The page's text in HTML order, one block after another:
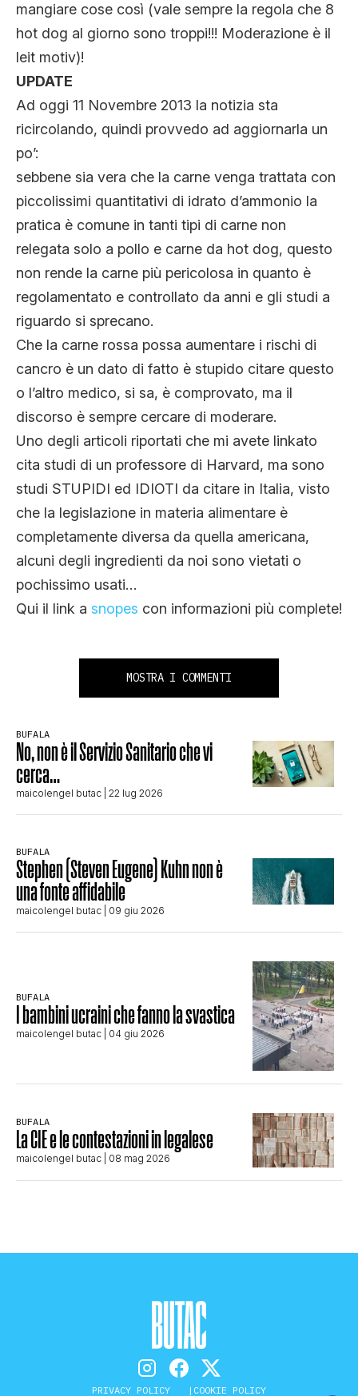
mangiare cose così (vale sempre la regola che 8
hot dog al giorno sono troppi!!! Moderazione è il
leit motiv)!
UPDATE
Ad oggi 11 Novembre 2013 la notizia sta
ricircolando, quindi provvedo ad aggiornarla un
po’:
sebbene sia vera che la carne venga trattata con
piccolissimi quantitativi di idrato d’ammonio la
pratica è comune in tanti tipi di carne non
relegata solo a pollo e carne da hot dog, questo
non rende la carne più pericolosa in quanto è
regolamentato e controllato da anni e gli studi a
riguardo si sprecano.
Che la carne rossa possa aumentare i rischi di
cancro è un dato di fatto è stupido citare questo
o l’altro medico, si sa, è comprovato, ma il
discorso è sempre cercare di moderare.
Uno degli articoli riportati che mi avete linkato
cita studi di un professore di Harvard, ma sono
studi STUPIDI ed IDIOTI da citare in Italia, visto
che la legislazione in materia alimentare è
completamente diversa da quella americana,
alcuni degli ingredienti da noi sono vietati o
pochissimo usati…
Qui il link a snopes con informazioni più complete!
MOSTRA I COMMENTI
BUFALA
No, non è il Servizio Sanitario che vi
cerca…
maicolengel butac | 22 lug 2026
BUFALA
Stephen (Steven Eugene) Kuhn non è
una fonte affidabile
maicolengel butac | 09 giu 2026
BUFALA
I bambini ucraini che fanno la svastica
maicolengel butac | 04 giu 2026
BUFALA
La CIE e le contestazioni in legalese
maicolengel butac | 08 mag 2026
PRIVACY POLICY COOKIE POLICY